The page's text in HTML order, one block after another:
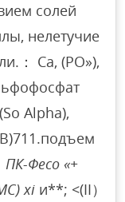
солей
нелетучие
： Ca, (PO»),
Alpha),
ПК-Фесо «+
xi и**; <(II）